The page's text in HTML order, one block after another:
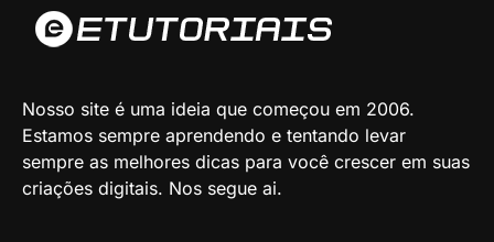
Nosso site é uma ideia que começou em 2006.
Estamos sempre aprendendo e tentando levar
sempre as melhores dicas para você crescer em suas
criações digitais. Nos segue ai.